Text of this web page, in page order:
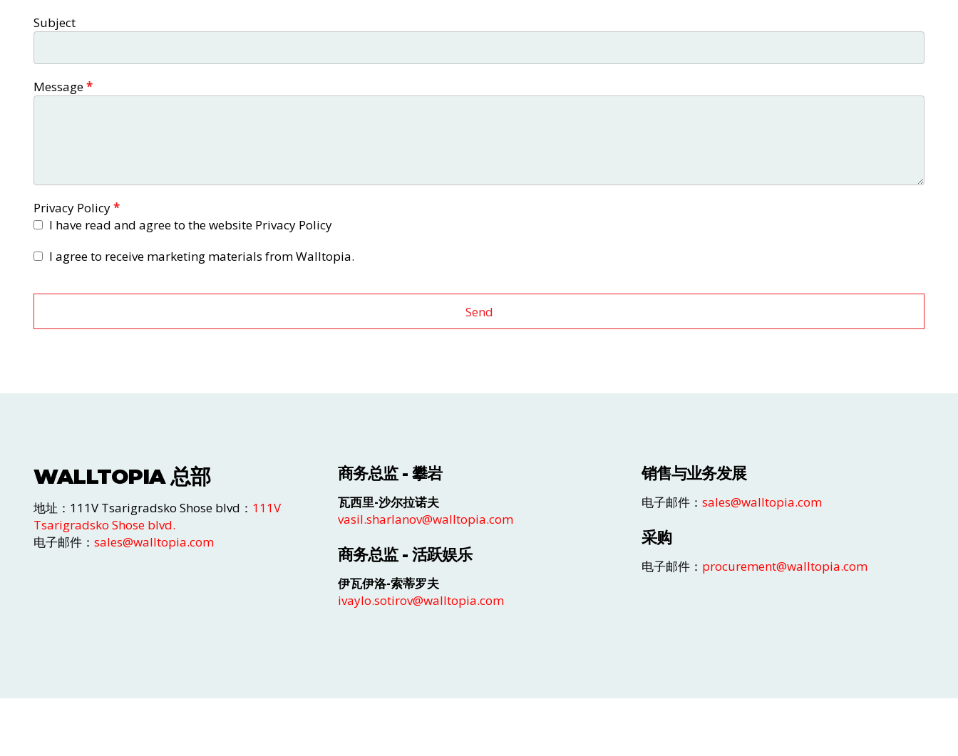
Subject
Message*
Privacy Policy*
I have read and agree to the website Privacy Policy
I agree to receive marketing materials from Walltopia.
Send
WALLTOPIA 总部
地址：111V Tsarigradsko Shose blvd： 111V
Tsarigradsko Shose blvd.
电子邮件： sales@walltopia.com
商务总监 - 攀岩
瓦西里-沙尔拉诺夫
vasil.sharlanov@walltopia.com
商务总监 - 活跃娱乐
伊瓦伊洛-索蒂罗夫
ivaylo.sotirov@walltopia.com
销售与业务发展
电子邮件：sales@walltopia.com
采购
电子邮件： procurement@walltopia.com